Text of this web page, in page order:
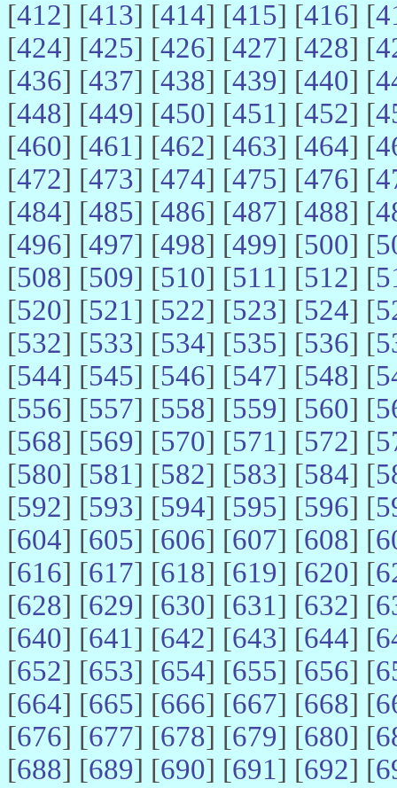
[412] [413] [414] [415] [416] [
[424] [425] [426] [427] [428] [
[436] [437] [438] [439] [440] [
[448] [449] [450] [451] [452] [
[460] [461] [462] [463] [464] [
[472] [473] [474] [475] [476] [
[484] [485] [486] [487] [488] [
[496] [497] [498] [499] [500] [
[508] [509] [510] [511] [512] [
[520] [521] [522] [523] [524] [
[532] [533] [534] [535] [536] [
[544] [545] [546] [547] [548] [
[556] [557] [558] [559] [560] [
[568] [569] [570] [571] [572] [
[580] [581] [582] [583] [584] [
[592] [593] [594] [595] [596] [
[604] [605] [606] [607] [608] [
[616] [617] [618] [619] [620] [
[628] [629] [630] [631] [632] [
[640] [641] [642] [643] [644] [
[652] [653] [654] [655] [656] [
[664] [665] [666] [667] [668] [
[676] [677] [678] [679] [680] [
[688] [689] [690] [691] [692] [